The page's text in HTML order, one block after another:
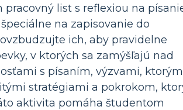
pracovný list s reflexiou na
na zapisovanie do
ich, aby pravidelne
v ktorých sa zamýšľajú nad
s písaním, výzvami, ktorým
stratégiami a pokrokom,
aktivita pomáha študentom